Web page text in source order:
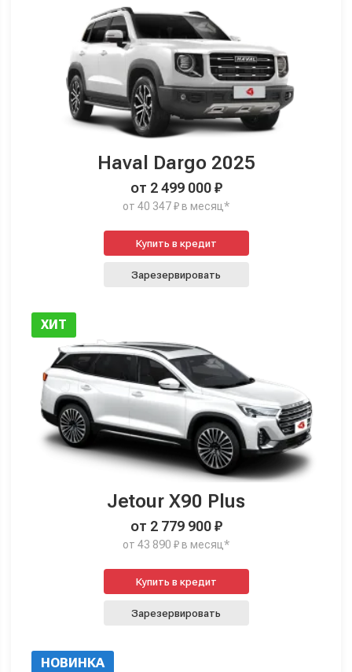
Haval Dargo 2025
от 2 499 000 ₽
от 40 347 ₽ в месяц*
Купить в кредит
Зарезервировать
ХИТ
Jetour X90 Plus
от 2 779 900 ₽
от 43 890 ₽ в месяц*
Купить в кредит
Зарезервировать
НОВИНКА